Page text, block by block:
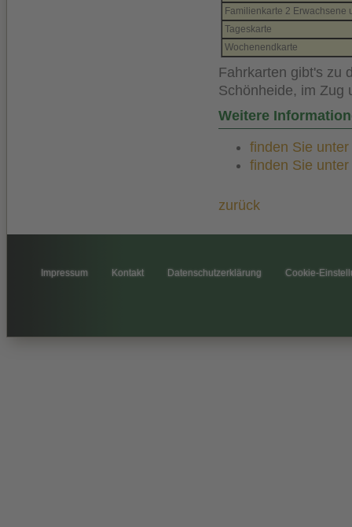
Familienkarte 2 Erwachsene
Tageskarte
Wochenendkarte
Fahrkarten gibt's zu
Schönheide, im Zug
Weitere
finden Sie
finden Sie
zurück
Impressum Kontakt Datenschutzerklärung Cookie-